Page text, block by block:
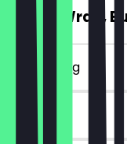
2voor1 Wrap,
~£ 5 korting